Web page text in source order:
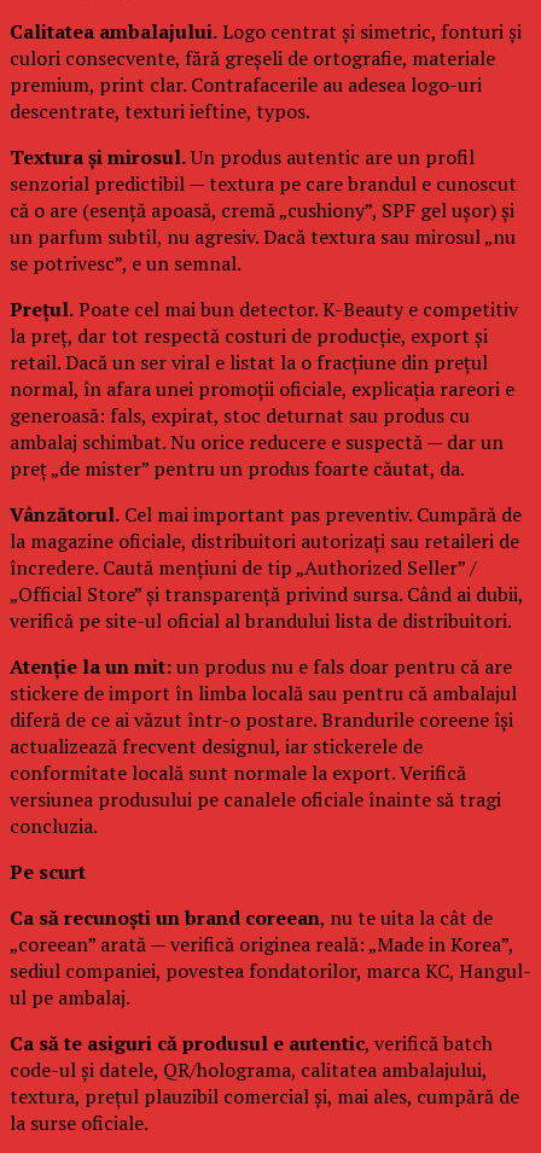
Calitatea ambalajului.Logo centrat și simetric, fonturi și
culori consecvente, fără greșeli de ortografie, materiale
premium, print clar. Contrafacerile au adesea logo-uri
descentrate, texturi ieftine, typos.
Textura și mirosul.Un produs autentic are un profil
senzorial predictibil — textura pe care brandul e cunoscut
că o are (esență apoasă, cremă „cushiony”, SPF gel ușor) și
un parfum subtil, nu agresiv. Dacă textura sau mirosul „nu
se potrivesc”, e un semnal.
Prețul.Poate cel mai bun detector. K-Beauty e competitiv
la preț, dar tot respectă costuri de producție, export și
retail. Dacă un ser viral e listat la o fracțiune din prețul
normal, în afara unei promoții oficiale, explicația rareori e
generoasă: fals, expirat, stoc deturnat sau produs cu
ambalaj schimbat. Nu orice reducere e suspectă — dar un
preț „de mister” pentru un produs foarte căutat, da.
Vânzătorul. Cel mai important pas preventiv. Cumpără de
la magazine oficiale, distribuitori autorizați sau retaileri de
încredere. Caută mențiuni de tip „Authorized Seller” /
„Official Store” și transparență privind sursa. Când ai dubii,
verifică pe site-ul oficial al brandului lista de distribuitori.
Atenție la un mit:un produs nu e fals doar pentru că are
stickere de import în limba locală sau pentru că ambalajul
diferă de ce ai văzut într-o postare. Brandurile coreene își
actualizează frecvent designul, iar stickerele de
conformitate locală sunt normale la export. Verifică
versiunea produsului pe canalele oficiale înainte să tragi
concluzia.
Pe scurt
Ca să recunoști un brand coreean, nu te uita la cât de
„coreean” arată — verifică originea reală: „Made in Korea”,
sediul companiei, povestea fondatorilor, marca KC, Hangul-
ul pe ambalaj.
Ca să te asiguri că produsul e autentic, verifică batch
code-ul și datele, QR/holograma, calitatea ambalajului,
textura, prețul plauzibil comercial și, mai ales, cumpără de
la surse oficiale.